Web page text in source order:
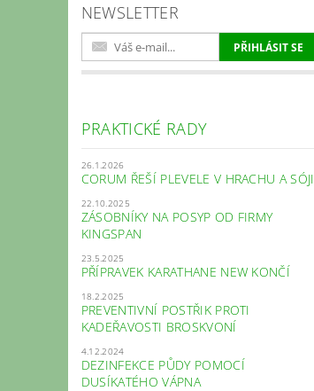
NEWSLETTER
PRAKTICKÉ RADY
26.1.2026
CORUM ŘEŠÍ PLEVELE V HRACHU A SÓJI
22.10.2025
ZÁSOBNÍKY NA POSYP OD FIRMY
KINGSPAN
23.5.2025
PŘÍPRAVEK KARATHANE NEW KONČÍ
18.2.2025
PREVENTIVNÍ POSTŘIK PROTI
KADEŘAVOSTI BROSKVONÍ
4.12.2024
DEZINFEKCE PŮDY POMOCÍ
DUSÍKATÉHO VÁPNA